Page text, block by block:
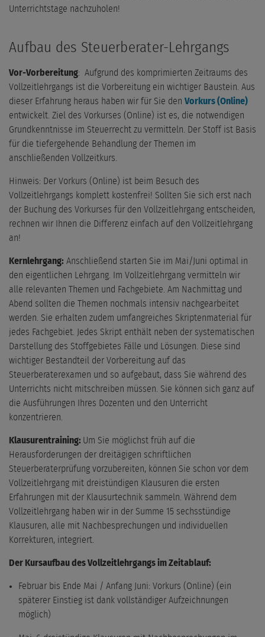
Unterrichtstage nachzuholen!
Aufbau des Steuerberater-Lehrgangs
Vor-Vorbereitung: Aufgrund des komprimierten Zeitraums des
Vollzeitlehrgangs ist die Vorbereitung ein wichtiger Baustein. Aus
dieser Erfahrung heraus haben wir für Sie den Vorkurs (Online)
entwickelt. Ziel des Vorkurses (Online) ist es, die notwendigen
Grundkenntnisse im Steuerrecht zu vermitteln. Der Stoff ist Basis
für die tiefergehende Behandlung der Themen im
anschließenden Vollzeitkurs.
Hinweis: Der Vorkurs (Online) ist beim Besuch des
Vollzeitlehrgangs komplett kostenfrei! Sollten Sie sich erst nach
der Buchung des Vorkurses für den Vollzeitlehrgang entscheiden,
rechnen wir Ihnen die Differenz einfach auf den Vollzeitlehrgang
an!
Kernlehrgang: Anschließend starten Sie im Mai/Juni optimal in
den eigentlichen Lehrgang. Im Vollzeitlehrgang vermitteln wir
alle relevanten Themen und Fachgebiete. Am Nachmittag und
Abend sollten die Themen nochmals intensiv nachgearbeitet
werden. Sie erhalten zudem umfangreiches Skriptenmaterial für
jedes Fachgebiet. Jedes Skript enthält neben der systematischen
Darstellung des Stoffgebietes Fälle und Lösungen. Diese sind
wichtiger Bestandteil der Vorbereitung auf das
Steuerberaterexamen und so aufgebaut, dass Sie während des
Unterrichts nicht mitschreiben müssen. Sie können sich ganz auf
die Ausführungen Ihres Dozenten und den Unterricht
konzentrieren.
Klausurentraining: Um Sie möglichst früh auf die
Herausforderungen der dreitägigen schriftlichen
Steuerberaterprüfung vorzubereiten, können Sie schon vor dem
Vollzeitlehrgang mit dreistündigen Klausuren die ersten
Erfahrungen mit der Klausurtechnik sammeln. Während dem
Vollzeitlehrgang haben wir in der Summe 15 sechsstündige
Klausuren, alle mit Nachbesprechungen und individuellen
Korrekturen, integriert.
Der Kursaufbau des Vollzeitlehrgangs im Zeitablauf:
Februar bis Ende Mai / Anfang Juni: Vorkurs (Online) (ein
späterer Einstieg ist dank vollständiger Aufzeichnungen
möglich)